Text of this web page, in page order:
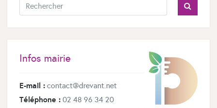
Infos mairie
E-mail : contact@drevant.net
Téléphone : 02 48 96 34 20